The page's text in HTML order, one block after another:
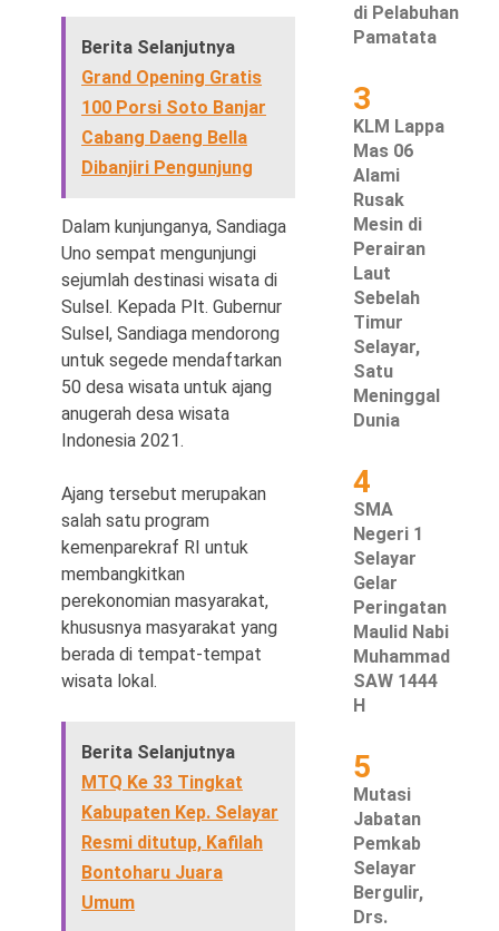
Copyright
Waspada
Berita Selanjutnya
Grand Opening Gratis
100 Porsi Soto Banjar
Cabang Daeng Bella
Dibanjiri Pengunjung
Dalam kunjunganya, Sandiaga
Uno sempat mengunjungi
sejumlah destinasi wisata di
Sulsel. Kepada Plt. Gubernur
Sulsel, Sandiaga mendorong
untuk segede mendaftarkan
50 desa wisata untuk ajang
anugerah desa wisata
Indonesia 2021.
Ajang tersebut merupakan
salah satu program
kemenparekraf RI untuk
membangkitkan
perekonomian masyarakat,
khususnya masyarakat yang
berada di tempat-tempat
wisata lokal.
Berita Selanjutnya
MTQ Ke 33 Tingkat
Kabupaten Kep. Selayar
Resmi ditutup, Kafilah
Bontoharu Juara
Umum
di Pelabuhan
Pamatata
3
KLM Lappa
Mas 06
Alami
Rusak
Mesin di
Perairan
Laut
Sebelah
Timur
Selayar,
Satu
Meninggal
Dunia
4
SMA
Negeri 1
Selayar
Gelar
Peringatan
Maulid Nabi
Muhammad
SAW 1444
H
5
Mutasi
Jabatan
Pemkab
Selayar
Bergulir,
Drs.